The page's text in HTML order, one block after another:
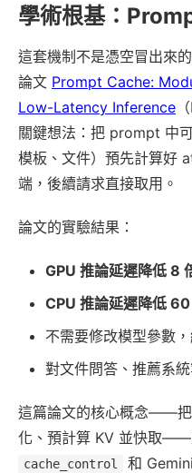
學術根基：
這套機制不是憑空冒出來
論文 Prompt Cache:
Low-Latency Inference
關鍵想法：把 prompt 中
模板、文件）預先計算好
端，後續請求直接取用。
論文的實驗結果：
GPU 推論延遲降低 8
CPU 推論延遲降低
不需要修改模型參數
對文件問答、推薦系
這篇論文的核心概念——
化、預計算 KV 並快取
cache_control
和